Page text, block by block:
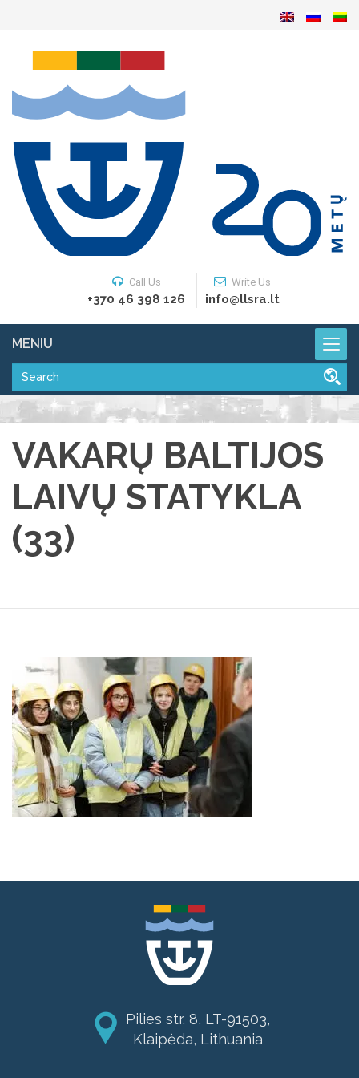
Call Us
+370 46 398 126
Write Us
info@llsra.lt
MENIU
VAKARŲ BALTIJOS
LAIVŲ STATYKLA
(33)
Pilies str. 8, LT-91503,
Klaipėda, Lithuania